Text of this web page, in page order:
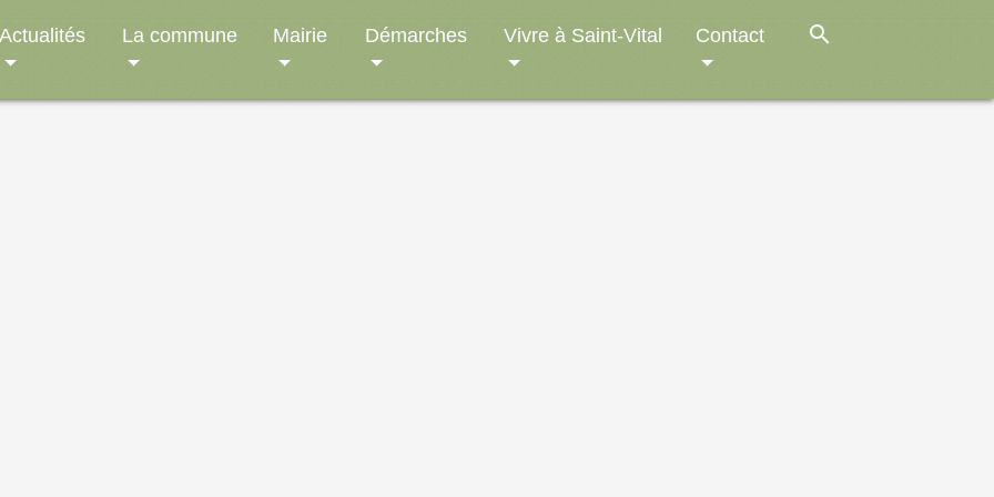
Actualités La commune Mairie Démarches Vivre à Saint-Vital Contact search